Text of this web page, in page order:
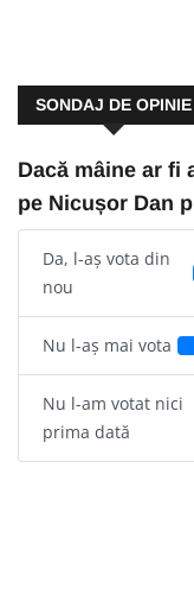
SONDAJ DE OPINIE
Dacă mâine ar fi
pe Nicușor Dan
Da, l-aș vota din
nou
Nu l-aș mai vota
Nu l-am votat nici
prima dată